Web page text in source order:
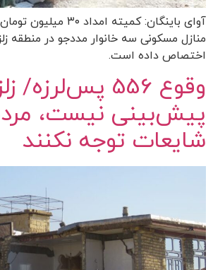
آوای باینگان: کمیته
منازل مسکونی سه خانوار مددجو در منطقه
اختصاص داده است.
وقوع 556
پیش‌بینی نیست،
شایعات توجه نکنند